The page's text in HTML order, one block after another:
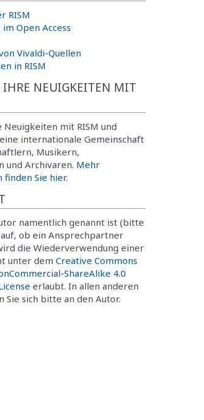
RISM
Open Access
Vivaldi-Quellen
in RISM
IHRE NEUIGKEITEN MIT
Neuigkeiten mit RISM und
internationale Gemeinschaft
Musikern,
und Archivaren. Mehr
Sie hier.
namentlich genannt ist (bitte
ob ein Ansprechpartner
die Wiederverwendung einer
unter dem Creative Commons
ShareAlike 4.0
erlaubt. In allen anderen
Sie sich bitte an den Autor.